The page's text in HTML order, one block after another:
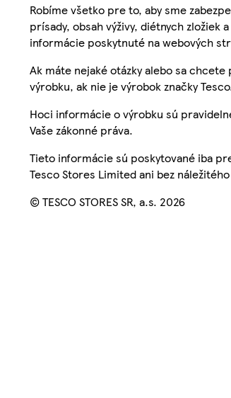
Robíme všetko pre to, aby sme
prísady, obsah výživy, diétnych
informácie poskytnuté na webových
Ak máte nejaké otázky alebo sa
výrobku, ak nie je výrobok značky
Hoci informácie o výrobku sú
Vaše zákonné práva.
Tieto informácie sú poskytované iba
Tesco Stores Limited ani bez
© TESCO STORES SR, a.s. 2026